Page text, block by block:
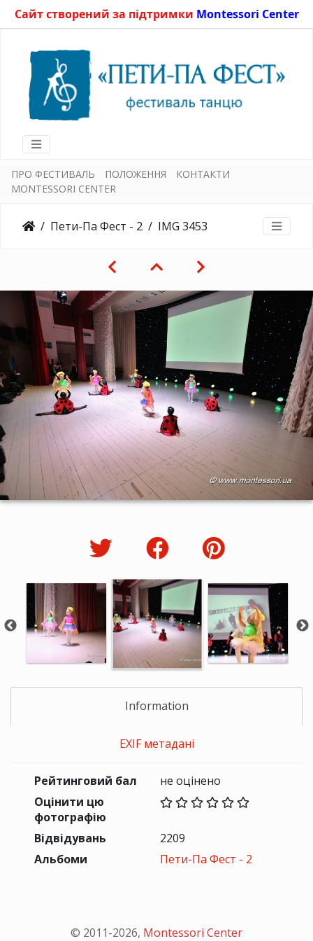
Сайт створений за підтримки Montessori Center
ПРО ФЕСТИВАЛЬ ПОЛОЖЕННЯ
КОНТАКТИ
MONTESSORI CENTER
Пети-Па Фест - 2 IMG 3453
Information
EXIF метадані
Рейтинговий бал
не оцінено
Оцінити цю
фотографію
Відвідувань
2209
Альбоми
Пети-Па Фест - 2
© 2011-2026, Montessori Center